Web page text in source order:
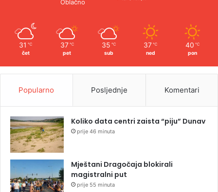
Oblačno
31 ℃
čet
37 ℃
pet
35 ℃
sub
37 ℃
ned
40 ℃
pon
Popularno Posljednje Komentari
Koliko data centri zaista “piju” Dunav
prije 46 minuta
Mještani Dragočaja blokirali
magistralni put
prije 55 minuta